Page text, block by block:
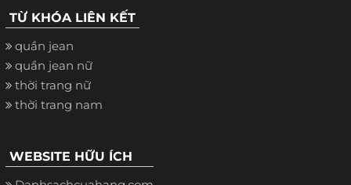
TỪ KHÓA LIÊN KẾT
quần jean
quần jean nữ
thời trang nữ
thời trang nam
WEBSITE HỮU ÍCH